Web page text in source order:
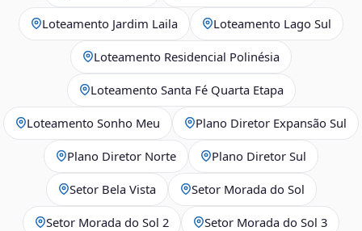
Loteamento Jardim Laila Loteamento Lago Sul
Loteamento Residencial Polinésia
Loteamento Santa Fé Quarta Etapa
Loteamento Sonho Meu Plano Diretor Expansão Sul
Plano Diretor Norte Plano Diretor Sul
Setor Bela Vista Setor Morada do Sol
Setor Morada do Sol 2 Setor Morada do Sol 3